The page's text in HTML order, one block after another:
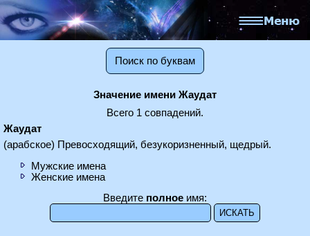
Поиск по буквам
Значение имени Жаудат
Всего 1 совпадений.
Жаудат
(арабское) Превосходящий, безукоризненный, щедрый.
Мужские имена
Женские имена
Введите полное имя: